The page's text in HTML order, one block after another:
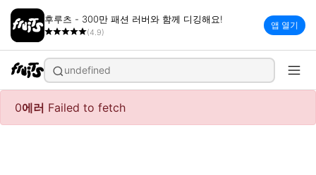
후루츠 - 300만 패션 러버와 함께 디깅해요!
(4.9)
앱 열기
undefined
0에러 Failed to fetch